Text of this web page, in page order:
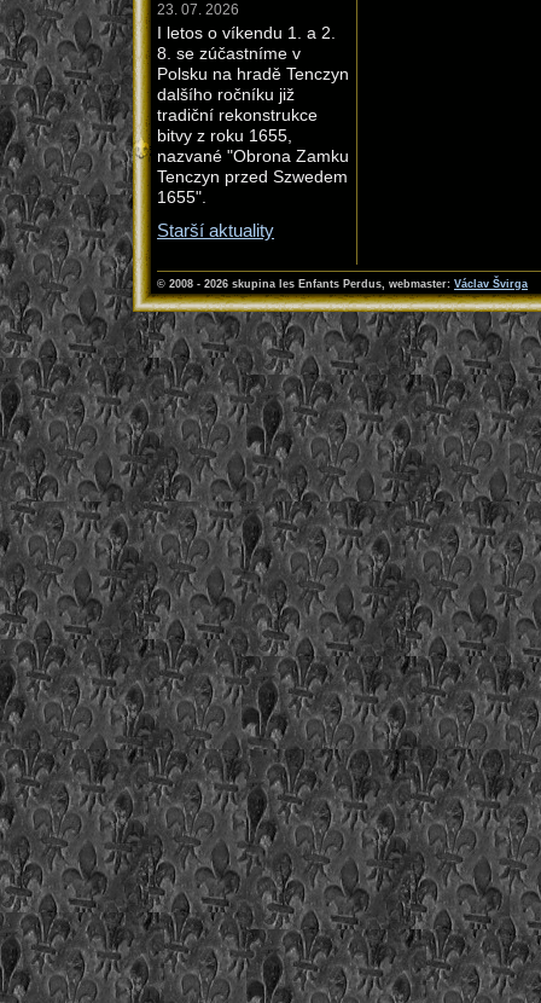
23. 07. 2026
I letos o víkendu 1. a 2.
8. se zúčastníme v
Polsku na hradě Tenczyn
dalšího ročníku již
tradiční rekonstrukce
bitvy z roku 1655,
nazvané "Obrona Zamku
Tenczyn przed Szwedem
1655".
Starší aktuality
© 2008 - 2026 skupina les Enfants Perdus, webmaster: Václav Švirga